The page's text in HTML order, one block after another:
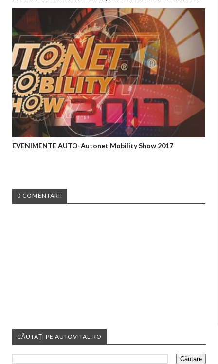
EVENIMENTE AUTO-Autonet Mobility Show 2017
0 COMENTARII
CĂUTAȚI PE AUTOVITAL.RO